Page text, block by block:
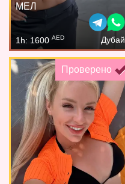
МЕЛ
1h: 1600 AED Дубай
Проверено